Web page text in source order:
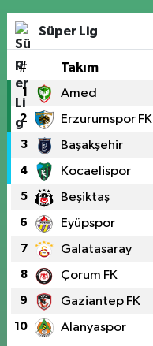
Süper Lig
# Takım
1 Amed
2 Erzurumspor FK
3 Başakşehir
4 Kocaelispor
5 Beşiktaş
6 Eyüpspor
7 Galatasaray
8 Çorum FK
9 Gaziantep FK
10 Alanyaspor